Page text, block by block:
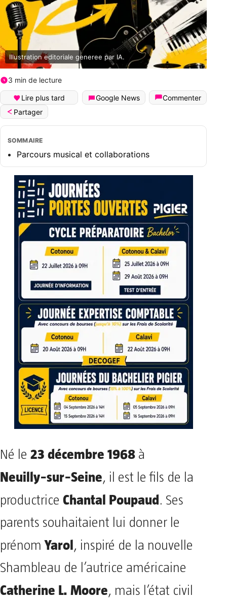
Illustration editoriale generee par IA.
3 min de lecture
Lire plus tard Google News
Commenter
Partager
SOMMAIRE
Parcours musical et collaborations
Né le 23 décembre 1968 à
Neuilly‑sur‑Seine, il est le fils de la
productrice Chantal Poupaud. Ses
parents souhaitaient lui donner le
prénom Yarol, inspiré de la nouvelle
Shambleau de l’autrice américaine
Catherine L. Moore, mais l’état civil